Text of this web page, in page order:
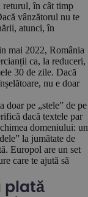
returul, în cât timp
vânzătorul nu te
atunci, în
mai 2022, România
ca, la reduceri,
30 de zile. Dacă
nu e doar
doar pe „stele” de pe
dacă textele par
domeniului: un
la jumătate de
Europol are un set
care te ajută să
plată